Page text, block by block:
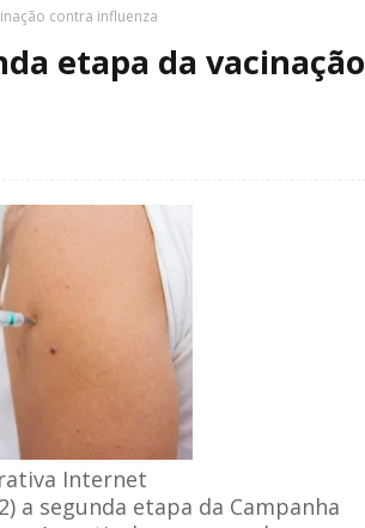
contra influenza
etapa da vacinação
Internet
a segunda etapa da Campanha